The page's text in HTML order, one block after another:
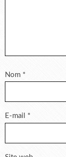
Nom *
E-mail *